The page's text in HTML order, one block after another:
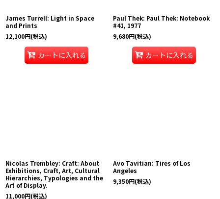
James Turrell: Light in Space
and Prints
12,100円(税込)
カートに入れる
Paul Thek: Paul Thek: Notebook
#41, 1977
9,680円(税込)
カートに入れる
Nicolas Trembley: Craft: About
Exhibitions, Craft, Art, Cultural
Hierarchies, Typologies and the
Art of Display.
11,000円(税込)
Avo Tavitian: Tires of Los
Angeles
9,350円(税込)